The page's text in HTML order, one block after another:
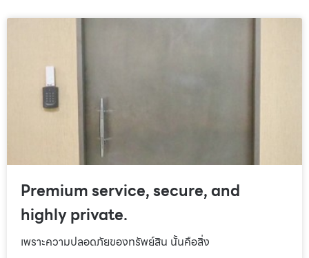
Premium service, secure, and
highly private.
เพราะความปลอดภัยของทรัพย์สิน นั้นคือสิ่ง